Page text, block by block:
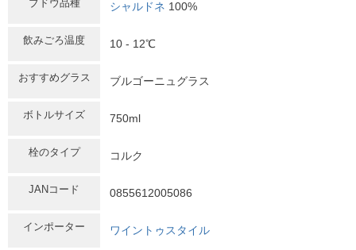
ブドウ品種 シャルドネ 100%
飲みごろ温度 10 - 12℃
おすすめグラス ブルゴーニュグラス
ボトルサイズ 750ml
栓のタイプ コルク
JANコード 0855612005086
インポーター ワイントゥスタイル